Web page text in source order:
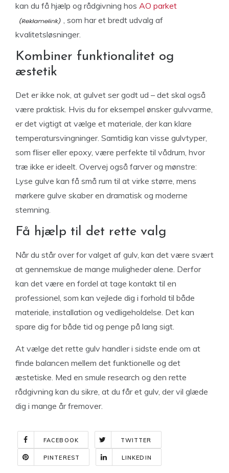
kan du få hjælp og rådgivning hos AO parket
, som har et bredt udvalg af
kvalitetsløsninger.
Kombiner funktionalitet og
æstetik
Det er ikke nok, at gulvet ser godt ud – det skal også
være praktisk. Hvis du for eksempel ønsker gulvvarme,
er det vigtigt at vælge et materiale, der kan klare
temperatursvingninger. Samtidig kan visse gulvtyper,
som fliser eller epoxy, være perfekte til vådrum, hvor
træ ikke er ideelt. Overvej også farver og mønstre:
Lyse gulve kan få små rum til at virke større, mens
mørkere gulve skaber en dramatisk og moderne
stemning.
Få hjælp til det rette valg
Når du står over for valget af gulv, kan det være svært
at gennemskue de mange muligheder alene. Derfor
kan det være en fordel at tage kontakt til en
professionel, som kan vejlede dig i forhold til både
materiale, installation og vedligeholdelse. Det kan
spare dig for både tid og penge på lang sigt.
At vælge det rette gulv handler i sidste ende om at
finde balancen mellem det funktionelle og det
æstetiske. Med en smule research og den rette
rådgivning kan du sikre, at du får et gulv, der vil glæde
dig i mange år fremover.
FACEBOOK TWITTER
PINTEREST LINKEDIN